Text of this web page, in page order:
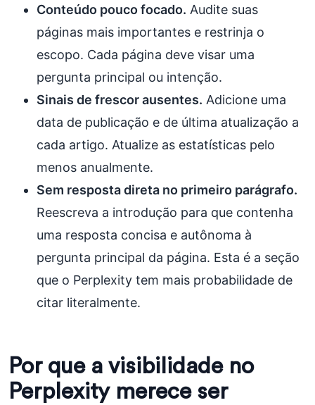
Conteúdo pouco focado. Audite suas
páginas mais importantes e restrinja o
escopo. Cada página deve visar uma
pergunta principal ou intenção.
Sinais de frescor ausentes. Adicione uma
data de publicação e de última atualização a
cada artigo. Atualize as estatísticas pelo
menos anualmente.
Sem resposta direta no primeiro parágrafo.
Reescreva a introdução para que contenha
uma resposta concisa e autônoma à
pergunta principal da página. Esta é a seção
que o Perplexity tem mais probabilidade de
citar literalmente.
Por que a visibilidade no
Perplexity merece ser